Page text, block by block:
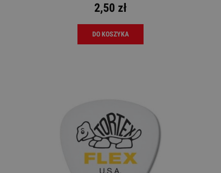
2,50 zł
DO KOSZYKA